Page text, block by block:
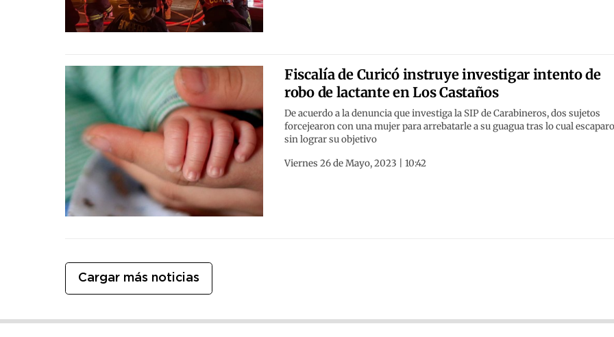
Fiscalía de Curicó instruye investigar intento de
robo de lactante en Los Castaños
De acuerdo a la denuncia que investiga la SIP de Carabineros, dos sujetos
forcejearon con una mujer para arrebatarle a su guagua tras lo cual
sin lograr su objetivo
Viernes 26 de Mayo, 2023 | 10:42
Cargar más noticias